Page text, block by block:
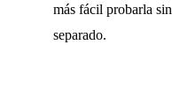
más fácil probarla
separado.